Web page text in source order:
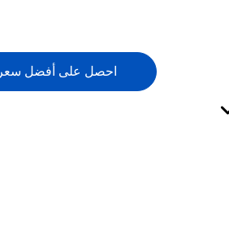
احصل على أفضل سعر